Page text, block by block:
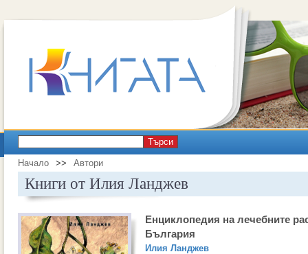
Търси
Начало >> Автори
Книги от Илия Ланджев
Енциклопедия на лечебните
България
Илия Ланджев